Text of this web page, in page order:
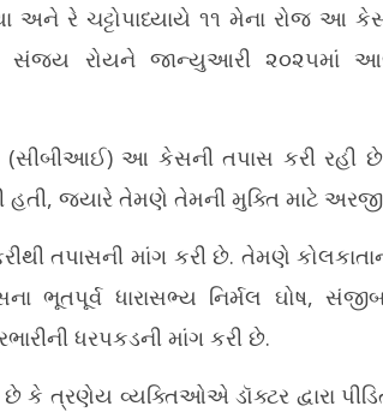
ઝિપ ફાઇલોથી સાવધ રહેવા ગૃહ
મંત્રાલયની અપીલ
મોદી રહેશે
17,
અને રે ચટ્ટોપાધ્યાયે ૧૧ મેના રોજ આ
સંજય રોયને જાન્યુઆરી ૨૦૨૫માં
(સીબીઆઈ) આ કેસની તપાસ કરી રહી
જ્યારે તેમણે તેમની મુક્તિ માટે અરજી
તપાસની માંગ કરી છે. તેમણે
ભૂતપૂર્વ ધારાસભ્ય નિર્મલ ઘોષ,
ધરપકડની માંગ કરી છે.
છે કે ત્રણેય વ્યક્તિઓએ ડૉક્ટર દ્વારા